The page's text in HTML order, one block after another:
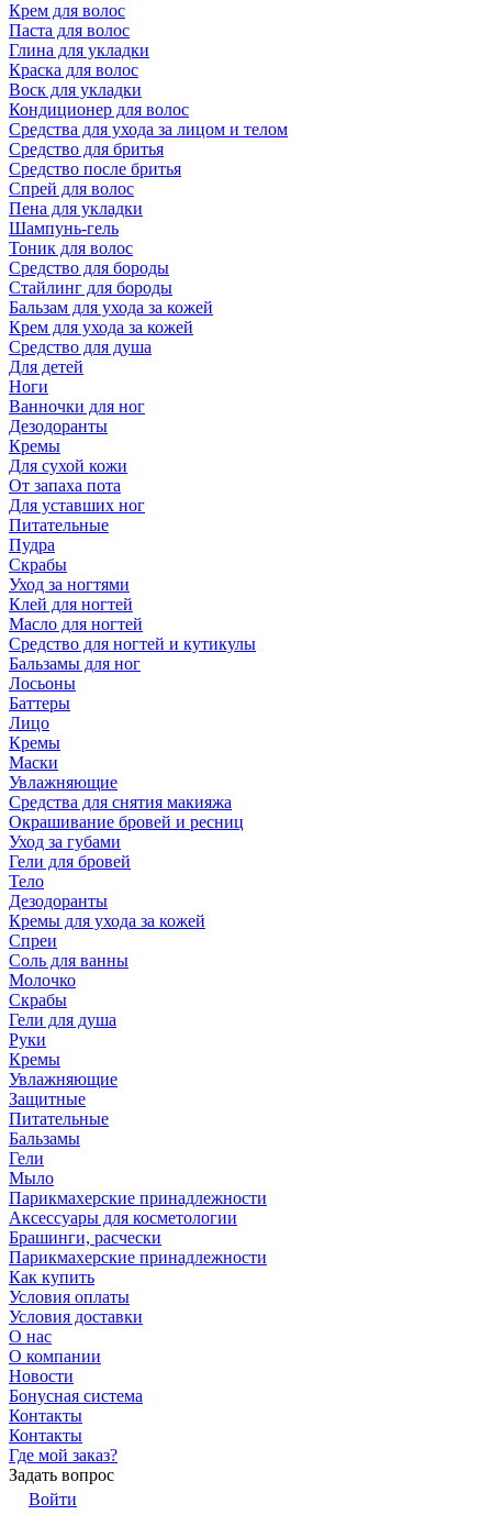
Крем для волос
Паста для волос
Глина для укладки
Краска для волос
Воск для укладки
Кондиционер для волос
Средства для ухода за лицом и телом
Средство для бритья
Средство после бритья
Спрей для волос
Пена для укладки
Шампунь-гель
Тоник для волос
Средство для бороды
Стайлинг для бороды
Бальзам для ухода за кожей
Крем для ухода за кожей
Средство для душа
Для детей
Ноги
Ванночки для ног
Дезодоранты
Кремы
Для сухой кожи
От запаха пота
Для уставших ног
Питательные
Пудра
Скрабы
Уход за ногтями
Клей для ногтей
Масло для ногтей
Средство для ногтей и кутикулы
Бальзамы для ног
Лосьоны
Баттеры
Лицо
Кремы
Маски
Увлажняющие
Средства для снятия макияжа
Окрашивание бровей и ресниц
Уход за губами
Гели для бровей
Тело
Дезодоранты
Кремы для ухода за кожей
Спреи
Соль для ванны
Молочко
Скрабы
Гели для душа
Руки
Кремы
Увлажняющие
Защитные
Питательные
Бальзамы
Гели
Мыло
Парикмахерские принадлежности
Аксессуары для косметологии
Брашинги, расчески
Парикмахерские принадлежности
Как купить
Условия оплаты
Условия доставки
О нас
О компании
Новости
Бонусная система
Контакты
Контакты
Где мой заказ?
Задать вопрос
Войти